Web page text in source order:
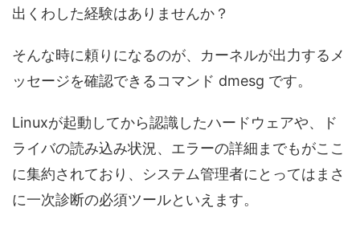
出くわした経験はありませんか？
そんな時に頼りになるのが、カーネルが出力するメ
ッセージを確認できるコマンド dmesg です。
Linuxが起動してから認識したハードウェアや、ド
ライバの読み込み状況、エラーの詳細までもがここ
に集約されており、システム管理者にとってはまさ
に一次診断の必須ツールといえます。